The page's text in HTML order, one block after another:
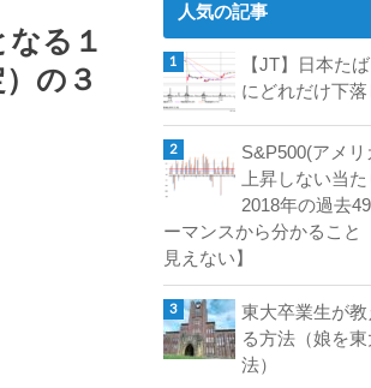
なる１
の３
人気の記事
【JT】日本た
にどれだけ下
S&P500(アメ
上昇しない当
2018年の過去
ーマンスから分かること
見えない】
東大卒業生が教
る方法（娘を
法）